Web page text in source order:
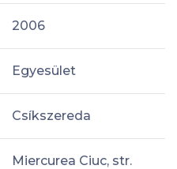
2006
Egyesület
Csíkszereda
Miercurea Ciuc, str.